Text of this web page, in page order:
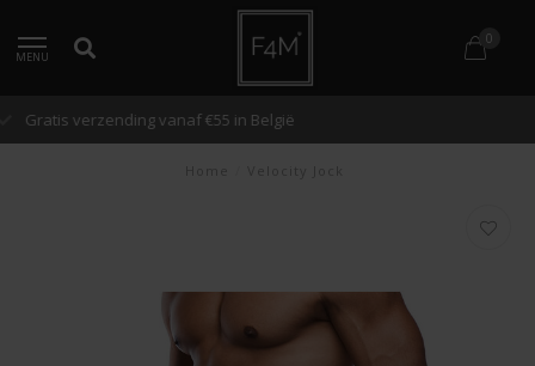
MENU
0
Snelle verzending binnen 48 uur